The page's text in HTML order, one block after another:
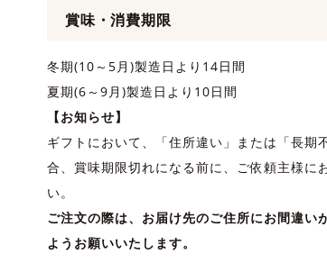
賞味・消費期限
冬期(10～5月)製造日より14日間
夏期(6～9月)製造日より10日間
【お知らせ】
ギフトにおいて、「住所違い」または「長期
合、賞味期限切れになる前に、ご依頼主様に
い。
ご注文の際は、お届け先のご住所にお間違い
ようお願いいたします。